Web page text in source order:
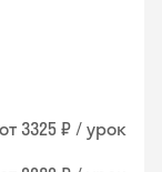
от 3325 ₽ / урок